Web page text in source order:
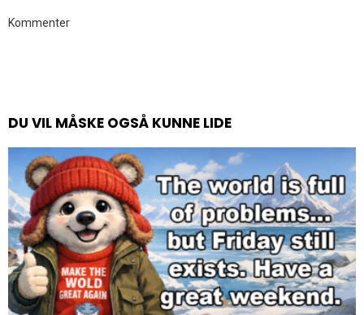
Kommenter
DU VIL MÅSKE OGSÅ KUNNE LIDE